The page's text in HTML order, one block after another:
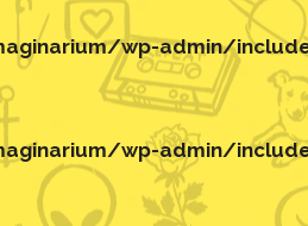
wp-admin/
wp-admin/